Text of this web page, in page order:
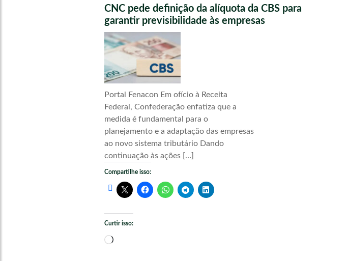
CNC pede definição da alíquota da CBS para
garantir previsibilidade às empresas
Portal Fenacon Em ofício à Receita
Federal, Confederação enfatiza que a
medida é fundamental para o
planejamento e a adaptação das empresas
ao novo sistema tributário Dando
continuação às ações […]
Compartilhe isso:
Curtir isso:
Carregando...